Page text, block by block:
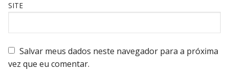
SITE
Salvar meus dados neste navegador para a próxima
vez que eu comentar.